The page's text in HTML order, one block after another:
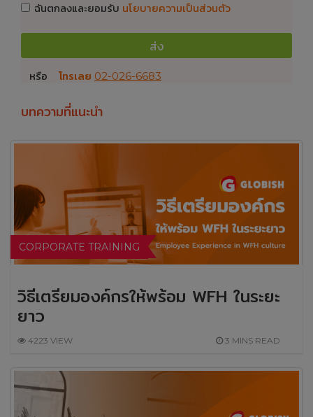
ฉันตกลงและยอมรับ นโยบายความเป็นส่วนตัว
ส่ง
หรือ โทรเลย 02-026-6683
บทความที่แนะนำ
CORPORATE TRAINING
วิธีเตรียมองค์กรให้พร้อม WFH ในระยะ
ยาว
4223 VIEW 3 MINS READ